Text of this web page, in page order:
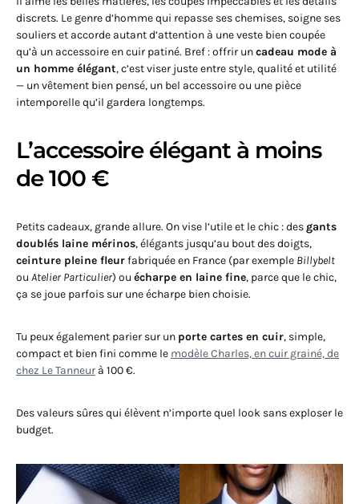
discrets. Le genre d’homme qui repasse ses chemises, soigne ses
souliers et accorde autant d’attention à une veste bien coupée
qu’à un accessoire en cuir patiné. Bref : offrir uncadeau mode à
un homme élégant, c’est viser juste entre style, qualité et utilité
— un vêtement bien pensé, un bel accessoire ou une pièce
intemporelle qu’il gardera longtemps.
L’accessoire élégant à moins
de 100 €
Petits cadeaux, grande allure. On vise l’utile et le chic : desgants
doublés laine mérinos, élégants jusqu’au bout des doigts,
ceinture pleine fleurfabriquée en France (par exemple Billybelt
ou Atelier Particulier) ou écharpe en laine fine, parce que le chic,
ça se joue parfois sur une écharpe bien choisie.
Tu peux également parier sur un porte cartes en cuir, simple,
compact et bien fini comme le modèle Charles, en cuir grainé, de
chez Le Tanneur à 100 €.
Des valeurs sûres qui élèvent n’importe quel look sans exploser le
budget.